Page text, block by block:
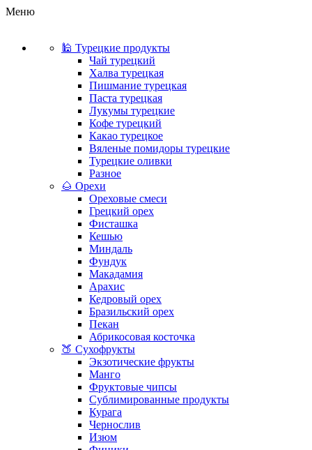
Меню
🕌 Турецкие продукты
Чай турецкий
Халва турецкая
Пишмание турецкая
Паста турецкая
Лукумы турецкие
Кофе турецкий
Какао турецкое
Вяленые помидоры турецкие
Турецкие оливки
Разное
🌰 Орехи
Ореховые смеси
Грецкий орех
Фисташка
Кешью
Миндаль
Фундук
Макадамия
Арахис
Кедровый орех
Бразильский орех
Пекан
Абрикосовая косточка
🍑 Сухофрукты
Экзотические фрукты
Манго
Фруктовые чипсы
Сублимированные продукты
Курага
Чернослив
Изюм